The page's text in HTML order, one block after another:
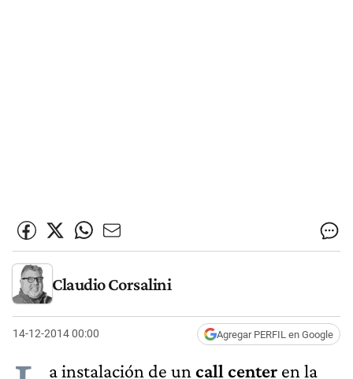
Claudio Corsalini
14-12-2014 00:00 Agregar PERFIL en Google
a instalación de un call center en la